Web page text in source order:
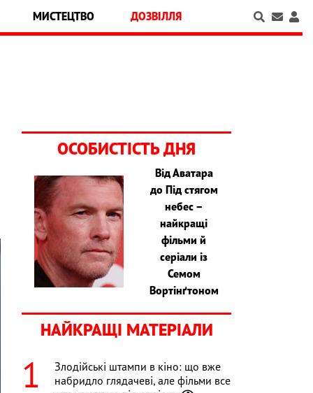
МИСТЕЦТВО ДОЗВІЛЛЯ
ОСОБИСТІСТЬ ДНЯ
Від Аватара
до Під стягом
небес –
найкращі
фільми й
серіали із
Семом
Вортінґтоном
НАЙКРАЩІ МАТЕРІАЛИ
Злодійські штампи в кіно: що вже
набридло глядачеві, але фільми все